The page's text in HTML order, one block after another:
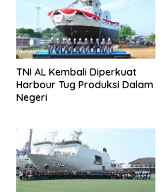
TNI AL Kembali Diperkuat
Harbour Tug Produksi Dalam
Negeri